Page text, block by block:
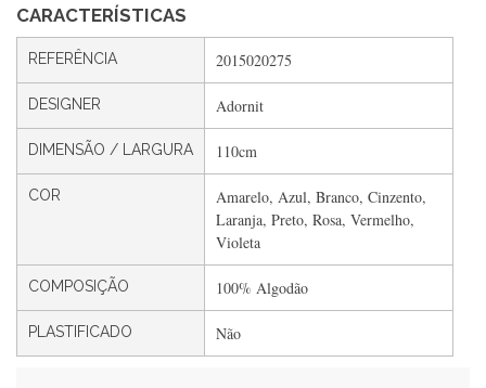
CARACTERÍSTICAS
REFERÊNCIA 2015020275
DESIGNER Adornit
DIMENSÃO / LARGURA 110cm
COR
Amarelo, Azul, Branco, Cinzento,
Laranja, Preto, Rosa, Vermelho,
Violeta
COMPOSIÇÃO 100% Algodão
PLASTIFICADO Não
Silvia André
Gostei ,Serviço bastante rápido. recomendo
Filipa Freire
Rápido, atendimento 5*. Hoje chegará a segunda encomenda
feita de muitas certamente❤️